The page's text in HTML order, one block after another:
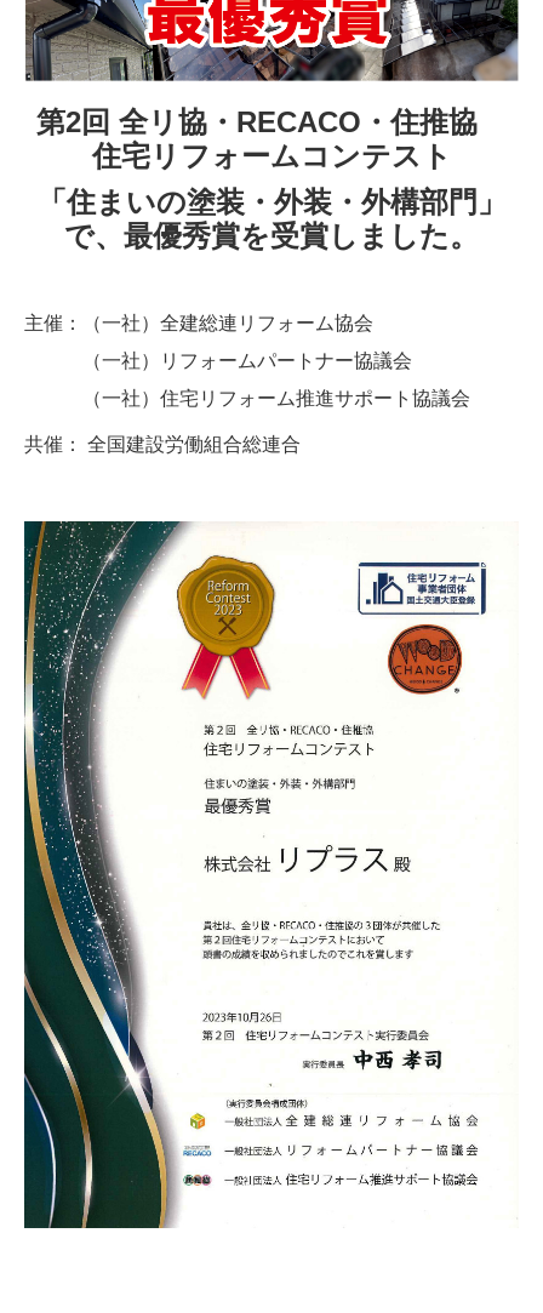
第2回 全リ協・RECACO・住推協
住宅リフォームコンテスト
「住まいの塗装・外装・外構部門」
で、 最優秀賞を受賞しました。
主催：（一社）全建総連リフォーム協会
（一社）リフォームパートナー協議会
（一社）住宅リフォーム推進サポート協議会
共催： 全国建設労働組合総連合